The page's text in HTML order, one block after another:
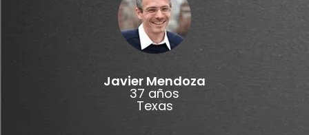
Javier Mendoza
37 años
Texas